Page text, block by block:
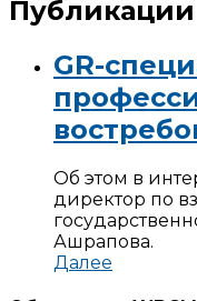
GR-
Об этом в
директор по
Ашрапова.
Далее